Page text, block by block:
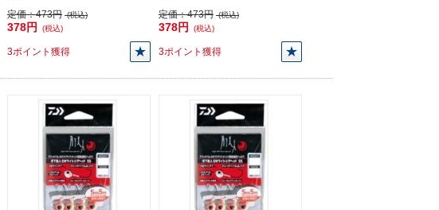
定価：473円 (税込)
378円 (税込)
3ポイント獲得
定価：473円 (税込)
378円 (税込)
3ポイント獲得